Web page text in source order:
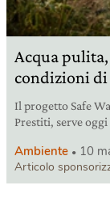
Acqua
condizioni di
Il progetto Safe
Prestiti, serve
Ambiente 10
Articolo